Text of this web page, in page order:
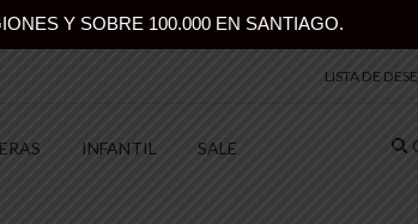
Y SOBRE 100.000 EN SANTIAGO.
LISTA DE
INFANTIL SALE